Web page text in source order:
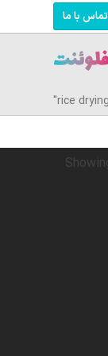
تماس با ما
Sorted